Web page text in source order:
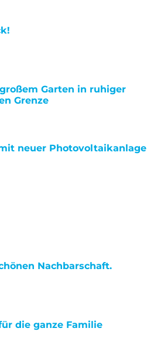
Garten in ruhiger
Grenze
neuer Photovoltaikanlage
Nachbarschaft.
die ganze Familie